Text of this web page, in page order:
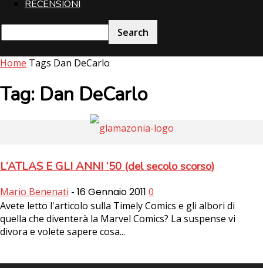
RECENSIONI
Home Tags Dan DeCarlo
Tag: Dan DeCarlo
L’ATLAS E GLI ANNI ’50 (del secolo scorso)
Mario Benenati - 16 Gennaio 2011 0
Avete letto l'articolo sulla Timely Comics e gli albori di
quella che diventerà la Marvel Comics? La suspense vi
divora e volete sapere cosa...